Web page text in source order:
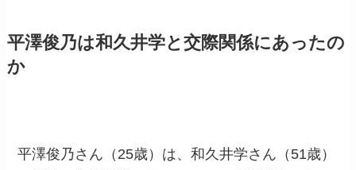
平澤俊乃は和久井学と交際関係にあったの
か
平澤俊乃さん（25歳）は、和久井学さん（51歳）